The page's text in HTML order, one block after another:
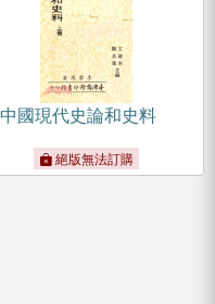
中國現代史論和史料
絕版無法訂購